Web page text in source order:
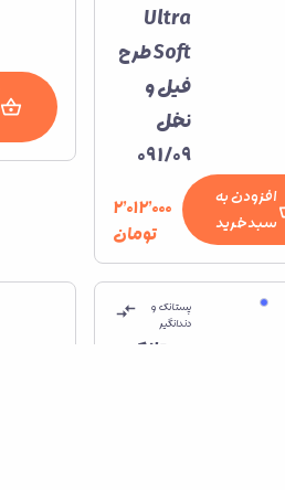
Ultra
Soft طرح
فیل و
نخل
091/09
افزودن به
سبدخرید
۲٬۰۱۲٬۰۰۰
تومان
پستانک و
دندانگیر
پستانک